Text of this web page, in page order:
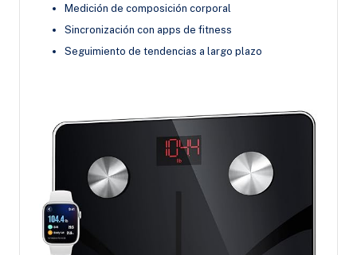
Medición de composición corporal
Sincronización con apps de fitness
Seguimiento de tendencias a largo plazo